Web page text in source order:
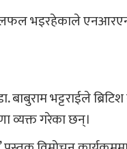
भइरहेकाले
बाबुराम भट्टराईले
व्यक्त गरेका छन्।